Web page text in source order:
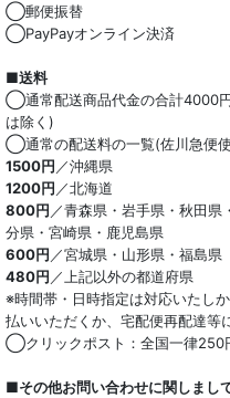
◯郵便振替
◯PayPayオンライン決済
■送料
◯通常配送商品代金の合計4000
は除く)
◯通常の配送料の一覧(佐川急便
1500円 ／沖縄県
1200円 ／北海道
800円 ／青森県・岩手県・秋田
分県・宮崎県・鹿児島県
600円 ／宮城県・山形県・福島県
480円 ／上記以外の都道府県
※時間帯・日時指定は対応いたし
払いいただくか、宅配便再配達等
◯クリックポスト：全国一律250
■その他お問い合わせに関しまし